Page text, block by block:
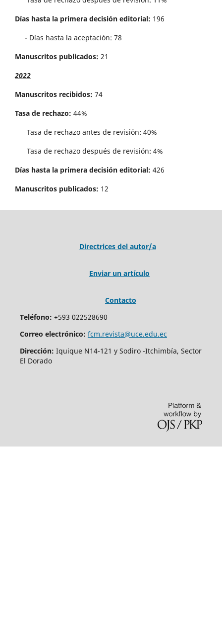
Días hasta la primera decisión editorial: 196
- Días hasta la aceptación: 78
Manuscritos publicados: 21
2022
Manuscritos recibidos: 74
Tasa de rechazo: 44%
Tasa de rechazo antes de revisi´on: 40%
Tasa de rechazo después de revisión: 4%
Días hasta la primera decisión editorial: 426
Manuscritos publicados: 12
Directrices del autor/a
Enviar un artículo
Contacto
Teléfono: +593 022528690
Correo electrónico: fcm.revista@uce.edu.ec
Dirección: Iquique N14-121 y Sodiro -Itchimbía, Sector
El Dorado